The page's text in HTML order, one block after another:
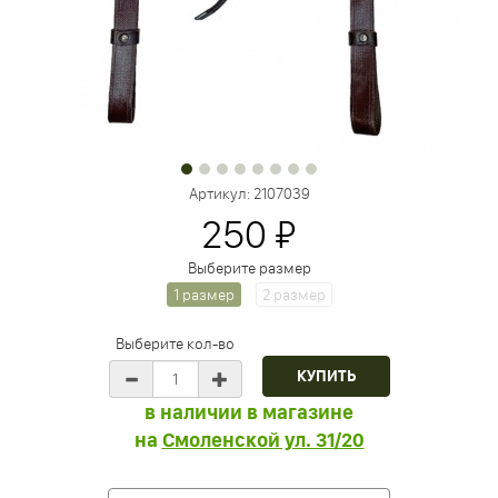
Артикул: 2107039
250 ₽
Выберите размер
1 размер
2 размер
Выберите кол-во
в наличии в магазине
на Смоленской ул. 31/20